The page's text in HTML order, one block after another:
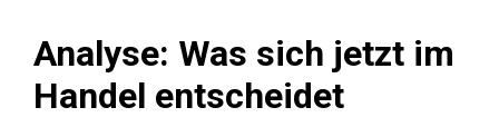
Analyse: Was sich jetzt im
Handel entscheidet